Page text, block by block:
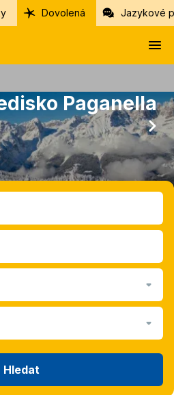
Dovolená Jazykové
Paganella
Hledat